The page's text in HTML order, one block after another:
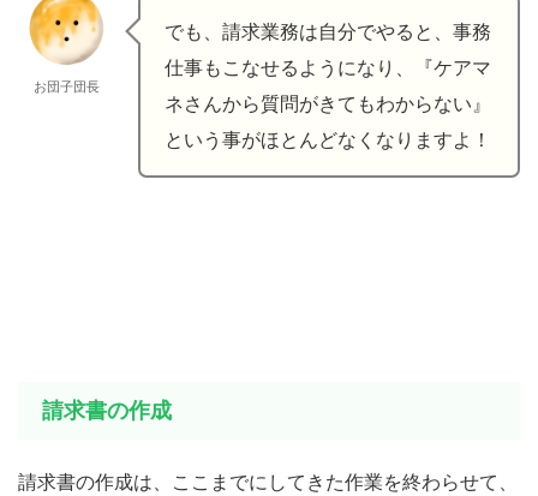
お団子団長
でも、請求業務は自分でやると、事務
仕事もこなせるようになり、『ケアマ
ネさんから質問がきてもわからない』
という事がほとんどなくなりますよ！
請求書の作成
請求書の作成は、ここまでにしてきた作業を終わらせて、